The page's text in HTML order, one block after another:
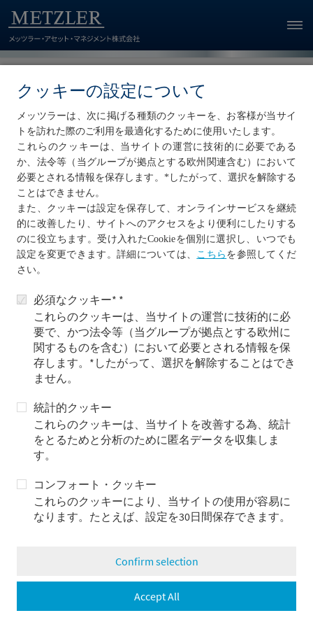
クッキーの設定について
メッツラーは、次に掲げる種類のクッキーを、お客様が当サイ
トを訪れた際のご利用を最適化するために使用いたします。
これらのクッキーは、当サイトの運営に技術的に必要である
か、法令等（当グループが拠点とする欧州関連含む）において
必要とされる情報を保存します。*したがって、選択を解除する
ことはできません。
また、クッキーは設定を保存して、オンラインサービスを継続
的に改善したり、サイトへのアクセスをより便利にしたりする
のに役立ちます。受け入れたCookieを個別に選択し、いつでも
設定を変更できます。詳細については、 こちら を参照してくだ
さい。
必須なクッキー* *
これらのクッキーは、当サイトの運営に技術的に必
要で、かつ法令等（当グループが拠点とする欧州に
関するものを含む）において必要とされる情報を保
存します。*したがって、選択を解除することはでき
ません。
統計的クッキー
これらのクッキーは、当サイトを改善する為、統計
をとるためと分析のために匿名データを収集しま
す。
コンフォート・クッキー
これらのクッキーにより、当サイトの使用が容易に
なります。たとえば、設定を30日間保存できます。
Confirm selection
Accept All
主なグループ企業
B. Metzler seel. Sohn & Co. AG
Metzler Asset Management GmbH
Metzler Realty Advisors, Inc.
Metzler/Payden, LLC
メッツラー・グループにつ
日本におけるビジネス
メディア
重要事項・各種方針等